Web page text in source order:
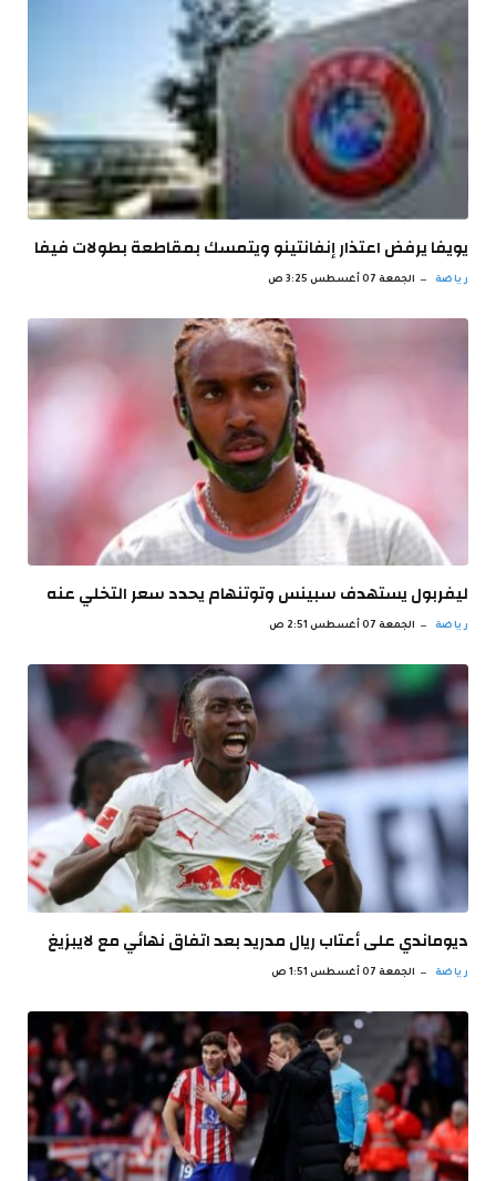
يويفا يرفض اعتذار إنفانتينو ويتمسك بمقاطعة بطولات فيفا
رياضة الجمعة 07 أغسطس 3:25 ص
ليفربول يستهدف سبينس وتوتنهام يحدد سعر التخلي عنه
رياضة الجمعة 07 أغسطس 2:51 ص
ديوماندي على أعتاب ريال مدريد بعد اتفاق نهائي مع لايبزيغ
رياضة الجمعة 07 أغسطس 1:51 ص